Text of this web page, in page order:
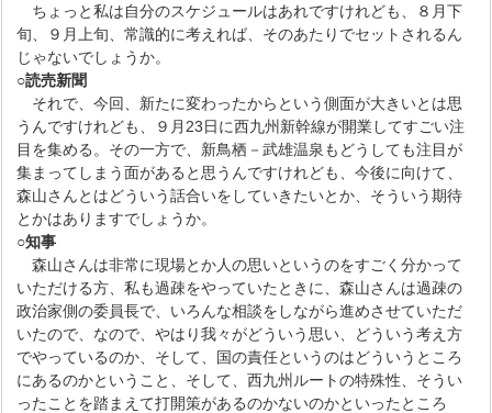
ちょっと私は自分のスケジュールはあれですけれども、８月下
旬、９月上旬、常識的に考えれば、そのあたりでセットされるん
じゃないでしょうか。
○読売新聞
それで、今回、新たに変わったからという側面が大きいとは思
うんですけれども、９月23日に西九州新幹線が開業してすごい注
目を集める。その一方で、新鳥栖－武雄温泉もどうしても注目が
集まってしまう面があると思うんですけれども、今後に向けて、
森山さんとはどういう話合いをしていきたいとか、そういう期待
とかはありますでしょうか。
○知事
森山さんは非常に現場とか人の思いというのをすごく分かって
いただける方、私も過疎をやっていたときに、森山さんは過疎の
政治家側の委員長で、いろんな相談をしながら進めさせていただ
いたので、なので、やはり我々がどういう思い、どういう考え方
でやっているのか、そして、国の責任というのはどういうところ
にあるのかということ、そして、西九州ルートの特殊性、そうい
ったことを踏まえて打開策があるのかないのかといったところ